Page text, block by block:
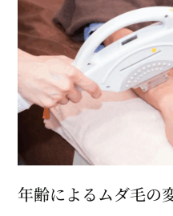
年齢によるムダ毛の